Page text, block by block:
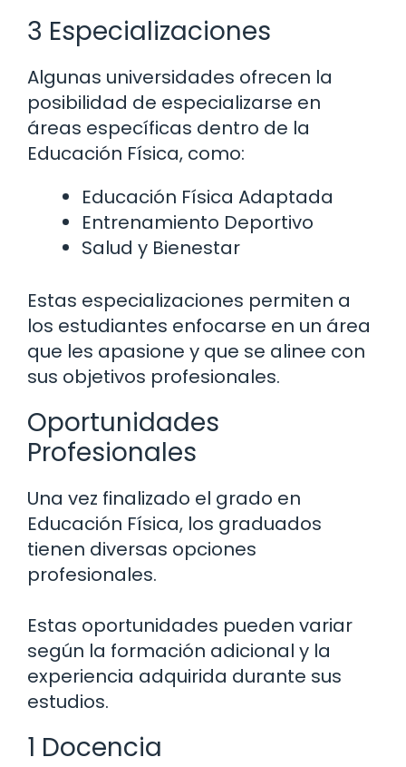
3 Especializaciones
Algunas universidades ofrecen la
posibilidad de especializarse en
áreas específicas dentro de la
Educación Física, como:
Educación Física Adaptada
Entrenamiento Deportivo
Salud y Bienestar
Estas especializaciones permiten a
los estudiantes enfocarse en un área
que les apasione y que se alinee con
sus objetivos profesionales.
Oportunidades
Profesionales
Una vez finalizado el grado en
Educación Física, los graduados
tienen diversas opciones
profesionales.
Estas oportunidades pueden variar
según la formación adicional y la
experiencia adquirida durante sus
estudios.
1 Docencia